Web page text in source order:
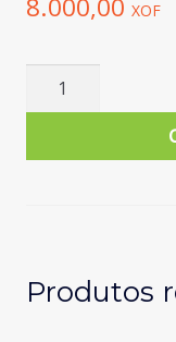
8.000,00 XOF
Quantidade
Rosso
Produtos